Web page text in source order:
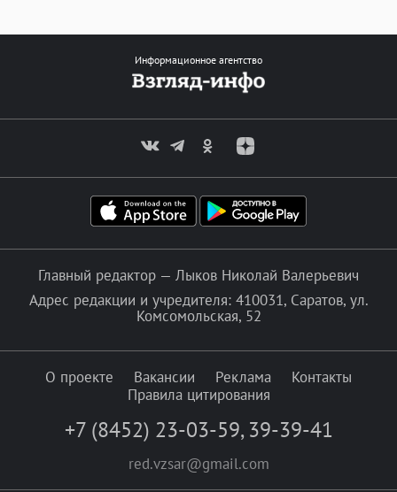
Информационное агентство
Главный редактор — Лыков Николай Валерьевич
Адрес редакции и учредителя: 410031, Саратов, ул.
Комсомольская, 52
О проекте Вакансии Реклама
Контакты
Правила цитирования
+7 (8452) 23-03-59, 39-39-41
red.vzsar@gmail.com